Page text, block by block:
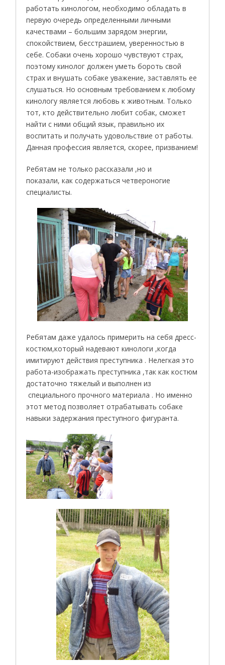
работать кинологом, необходимо обладать в
первую очередь определенными личными
качествами – большим зарядом энергии,
спокойствием, бесстрашием, уверенностью в
себе. Собаки очень хорошо чувствуют страх,
поэтому кинолог должен уметь бороть свой
страх и внушать собаке уважение, заставлять ее
слушаться. Но основным требованием к любому
кинологу является любовь к животным. Только
тот, кто действительно любит собак, сможет
найти с ними общий язык, правильно их
воспитать и получать удовольствие от работы.
Данная профессия является, скорее, призванием!
Ребятам не только рассказали ,но и
показали, как содержаться четвероногие
специалисты.
Ребятам даже удалось примерить на себя дресс-
костюм,который надевают кинологи ,когда
имитируют действия преступника . Нелегкая это
работа-изображать преступника ,так как костюм
достаточно тяжелый и выполнен из
специального прочного материала . Но именно
этот метод позволяет отрабатывать собаке
навыки задержания преступного фигуранта.